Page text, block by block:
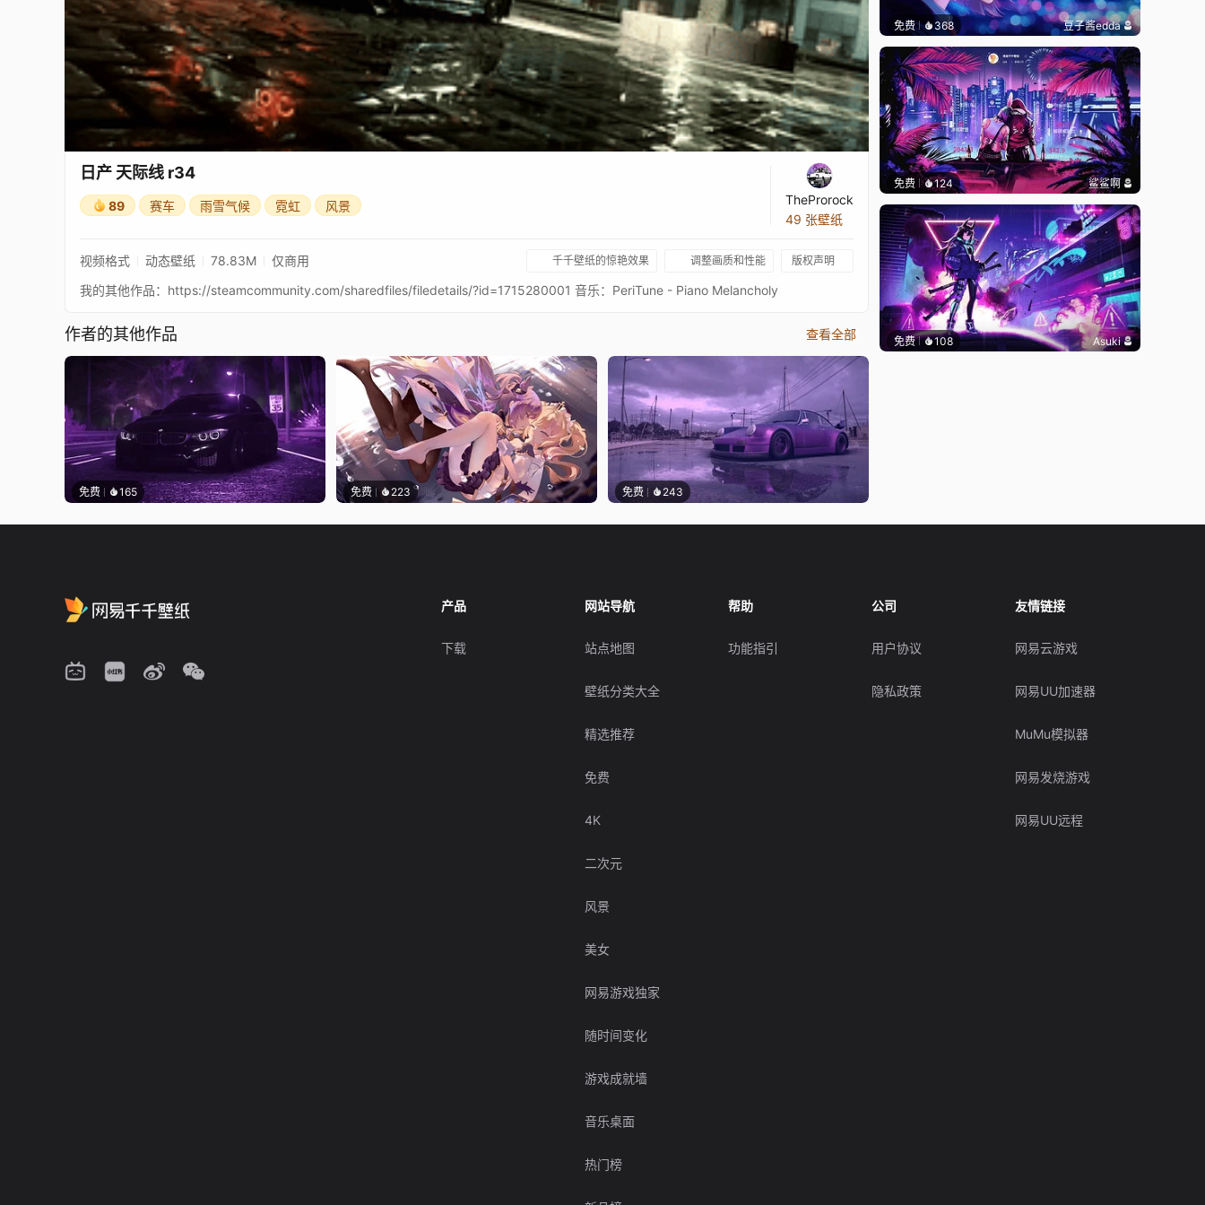
日产 天际线 r34
89 赛车 雨雪气候 霓虹 风景
TheProrock
49 张壁纸
视频格式 动态壁纸 78.83M 仅商用 千千壁纸的惊艳效果 调整画质和性能 版权声明
我的其他作品：https://steamcommunity.com/sharedfiles/filedetails/?id=1715280001 音乐：PeriTune - Piano Melancholy
作者的其他作品 查看全部
免费 165 免费 223 免费 243
免费 368 豆子酱edda
免费 124 鲨鲨啊
免费 108 Asuki
产品
下载
网站导航
站点地图
壁纸分类大全
精选推荐
免费
4K
二次元
风景
美女
网易游戏独家
随时间变化
游戏成就墙
音乐桌面
热门榜
帮助
功能指引
公司
用户协议
隐私政策
友情链接
网易云游戏
网易UU加速器
MuMu模拟器
网易发烧游戏
网易UU远程